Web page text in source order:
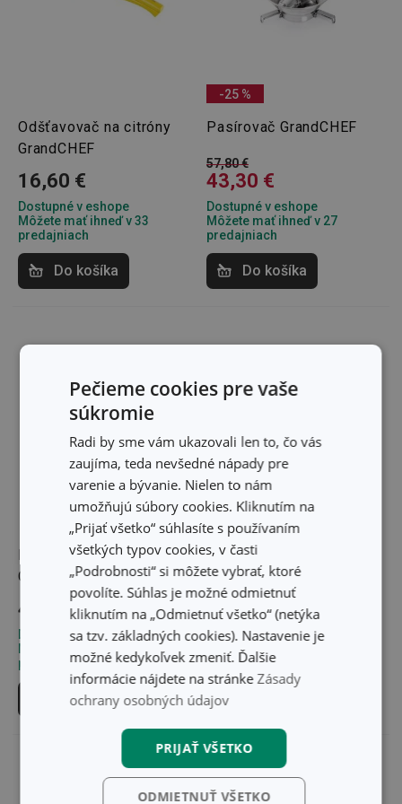
Odšťavovač na citróny
GrandCHEF
16,60 €
Dostupné v eshope
Môžete mať ihneď v 33
predajniach
Do košíka
-25 %
Pasírovač GrandCHEF
57,80 €
43,30 €
Dostupné v eshope
Môžete mať ihneď v 27
predajniach
Do košíka
Drvič na zemiaky a cesto
GrandCHEF
46,20 €
Dostupné v eshope
Môžete mať ihneď v 33
predajniach
Do košíka
Drvič na zemiaky a cesto
HANDY
29,10 €
Dostupné v eshope
Môžete mať ihneď v 29
predajniach
Pečieme cookies pre vaše
súkromie
Radi by sme vám ukazovali len to, čo vás
zaujíma, teda nevšedné nápady pre
varenie a bývanie. Nielen to nám
umožňujú súbory cookies. Kliknutím na
„Prijať všetko“ súhlasíte s používaním
všetkých typov cookies, v časti
„Podrobnosti“ si môžete vybrať, ktoré
povolíte. Súhlas je možné odmietnuť
kliknutím na „Odmietnuť všetko“ (netýka
sa tzv. základných cookies). Nastavenie je
možné kedykoľvek zmeniť. Ďalšie
informácie nájdete na stránke Zásady
ochrany osobných údajov
PRIJAŤ VŠETKO
ODMIETNUŤ VŠETKO